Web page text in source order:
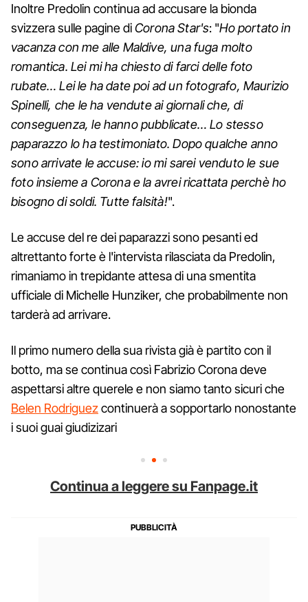
Inoltre Predolin continua ad accusare la bionda
svizzera sulle pagine diCorona Star's: "Ho portato in
vacanza con me alle Maldive, una fuga molto
romantica. Lei mi ha chiesto di farci delle foto
rubate… Lei le ha date poi ad un fotografo, Maurizio
Spinelli, che le ha vendute ai giornali che, di
conseguenza, le hanno pubblicate… Lo stesso
paparazzo lo ha testimoniato. Dopo qualche anno
sono arrivate le accuse: io mi sarei venduto le sue
foto insieme a Corona e la avrei ricattata perchè ho
bisogno di soldi. Tutte falsità!".
Le accuse del re dei paparazzi sono pesanti ed
altrettanto forte è l'intervista rilasciata da Predolin,
rimaniamo in trepidante attesa di una smentita
ufficiale di Michelle Hunziker, che probabilmente non
tarderà ad arrivare.
Il primo numero della sua rivista già è partito con il
botto, ma se continua così Fabrizio Corona deve
aspettarsi altre querele e non siamo tanto sicuri che
Belen Rodriguezcontinuerà a sopportarlo nonostante
i suoi guai giudizizari
Continua a leggere su Fanpage.it